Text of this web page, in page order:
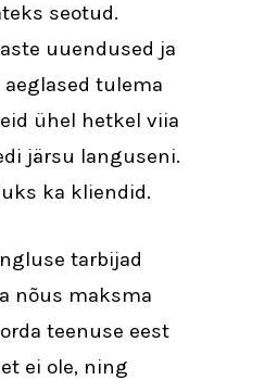
seotud.
uuendused ja
tulema
ühel hetkel viia
järsu languseni.
ka kliendid.
tarbijad
nõus maksma
teenuse eest
ei ole, ning